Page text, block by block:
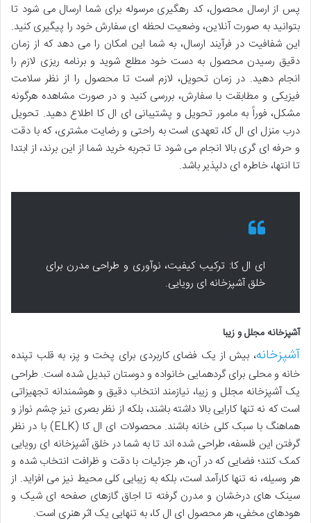
پس از ارسال محصول، کد رهگیری مرسوله برای شما ارسال می شود تا
بتوانید به صورت آنلاین، وضعیت لحظه ای سفارش خود را پیگیری کنید.
این شفافیت در فرآیند ارسال، به شما این امکان را می دهد که از زمان
دقیق رسیدن محصول به دست خود مطلع شوید و برنامه ریزی لازم را
انجام دهید. در زمان تحویل، لازم است تا محصول را از نظر سلامت
فیزیکی و مطابقت با سفارش، بررسی کنید و در صورت مشاهده هرگونه
مشکل، فوراً به مامور تحویل و پشتیبانی ای ال کا اطلاع دهید. تحویل
درب منزل ای ال کا، تعهدی است به راحتی و رضایت مشتری، که با دقت
و حرفه ای گری بالا انجام می شود تا تجربه خرید شما از این برند، از ابتدا
تا انتها، خاطره ای دلپذیر باشد.
ای ال کا: ترکیب کیفیت، نوآوری و طراحی مدرن برای
خلق آشپزخانه ای رویایی.
آشپزخانه مجلل و زیبا
آشپزخانه، بیش از یک فضای کاربردی برای پخت و پز، به قلب تپنده
خانه و محلی برای گردهمایی خانواده و دوستان تبدیل شده است. طراحی
یک آشپزخانه مجلل و زیبا، نیازمند انتخاب دقیق و هوشمندانه تجهیزاتی
است که نه تنها کارایی بالا داشته باشند، بلکه از نظر بصری نیز چشم نواز و
هماهنگ با سبک کلی خانه باشند. محصولات ای ال کا (ELK) با در نظر
گرفتن این فلسفه، طراحی شده اند تا به شما در خلق آشپزخانه ای رویایی
کمک کنند؛ فضایی که در آن، هر جزئیات با دقت و ظرافت انتخاب شده و
هر وسیله، نه تنها کارآمد است، بلکه به زیبایی کلی محیط نیز می افزاید. از
سینک های درخشان و مدرن گرفته تا اجاق گازهای صفحه ای شیک و
هودهای مخفی، هر محصول ای ال کا، به تنهایی یک اثر هنری است.